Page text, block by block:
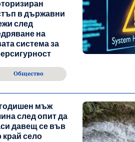
в държавни
след
на
система за
Общество
мъж
след опит да
давещ се във
край село